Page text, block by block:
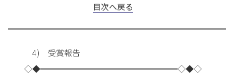
目次へ戻る
4) 受賞報告
◇◆━━━━━━━━━━━━━━━━━◇◆◇